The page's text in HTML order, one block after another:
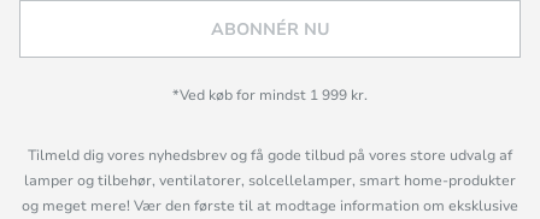
ABONNÉR NU
*Ved køb for mindst 1 999 kr.
Tilmeld dig vores nyhedsbrev og få gode tilbud på vores store udvalg af
lamper og tilbehør, ventilatorer, solcellelamper, smart home-produkter
og meget mere! Vær den første til at modtage information om eksklusive